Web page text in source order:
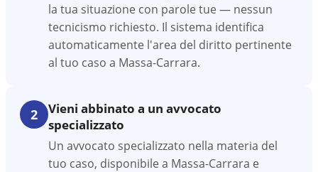
la tua situazione con parole tue — nessun
tecnicismo richiesto. Il sistema identifica
automaticamente l'area del diritto pertinente
al tuo caso a Massa-Carrara.
2
Vieni abbinato a un avvocato
specializzato
Un avvocato specializzato nella materia del
tuo caso, disponibile a Massa-Carrara e